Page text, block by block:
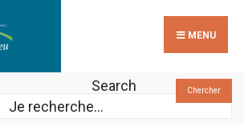
MENU
Search Chercher